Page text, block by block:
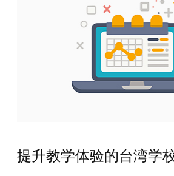
提升教学体验的台湾学